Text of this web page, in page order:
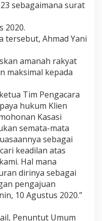
sebagaimana surat
2020.
tersebut, Ahmad Yani
amanah rakyat
maksimal kepada
Tim Pengacara
hukum Klien
Kasasi
semata-mata
sebagai
keadilan atas
Hal mana
dirinya sebagai
pengajuan
10 Agustus 2020.”
Penuntut Umum